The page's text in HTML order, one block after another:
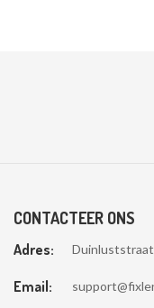
CONTACTEER ONS
Adres:
Email: